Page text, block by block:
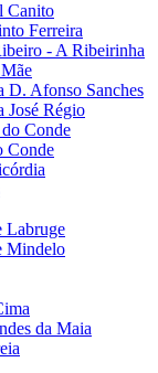
Canito
Ferreira
- A Ribeirinha
D. Afonso Sanches
José Régio
Conde
Conde
Labruge
Mindelo
da Maia